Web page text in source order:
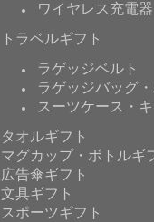
ワイヤレス充電器
トラベルギフト
ラゲッジベルト
ラゲッジバッグ
スーツケース・
タオルギフト
マグカップ・ボトルギ
広告傘ギフト
文具ギフト
スポーツギフト